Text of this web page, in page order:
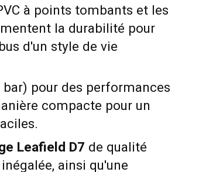
à points tombants et les
la durabilité pour
d'un style de vie
bar) pour des performances
compacte pour un
Leafield D7 de qualité
ainsi qu'une